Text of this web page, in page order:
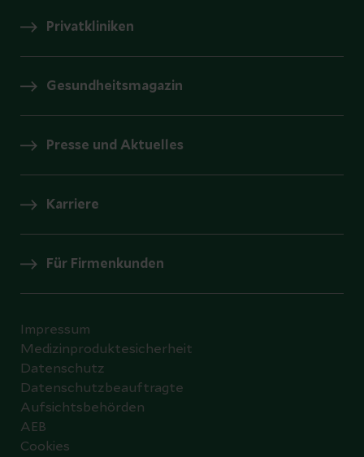
Privatkliniken
Gesundheitsmagazin
Presse und Aktuelles
Karriere
Für Firmenkunden
Impressum
Medizinproduktesicherheit
Datenschutz
Datenschutzbeauftragte
Aufsichtsbehörden
AEB
Cookies